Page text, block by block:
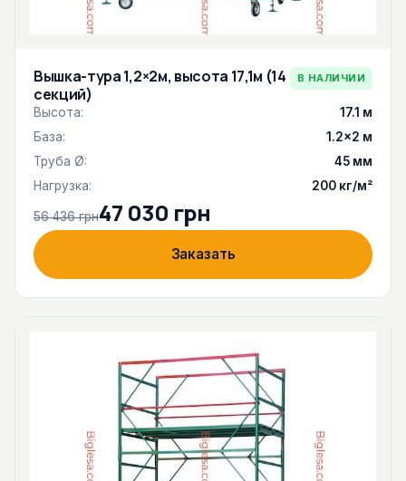
Вышка-тура 1,2×2м, высота 17,1м (14
секций)
В НАЛИЧИИ
Высота:
17.1 м
База:
1.2×2 м
Труба Ø:
45 мм
Нагрузка:
200 кг/м²
56 436 грн47 030 грн
Заказать